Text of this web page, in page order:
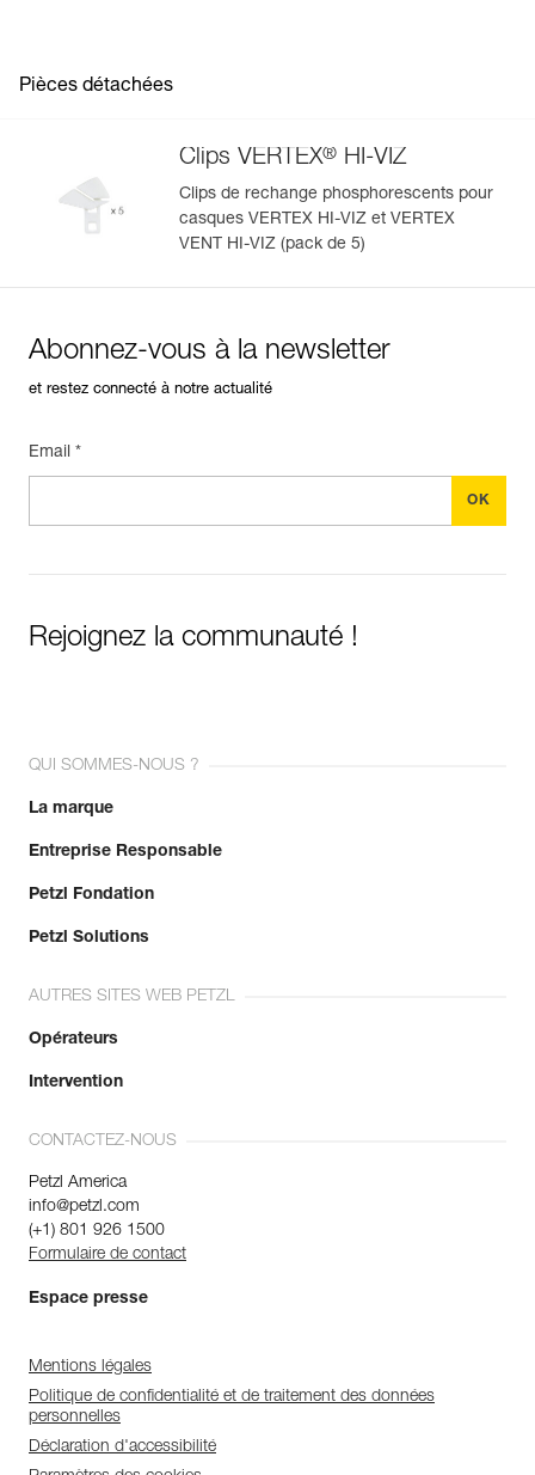
Pièces détachées
Clips VERTEX® HI-VIZ
Clips de rechange phosphorescents pour
casques VERTEX HI-VIZ et VERTEX
VENT HI-VIZ (pack de 5)
Abonnez-vous à la newsletter
et restez connecté à notre actualité
Email *
Rejoignez la communauté !
QUI SOMMES-NOUS ?
La marque
Entreprise Responsable
Petzl Fondation
Petzl Solutions
AUTRES SITES WEB PETZL
Opérateurs
Intervention
CONTACTEZ-NOUS
Petzl America
info@petzl.com
(+1) 801 926 1500
Formulaire de contact
Espace presse
Mentions légales
Politique de confidentialité et de traitement des données
personnelles
Déclaration d'accessibilité